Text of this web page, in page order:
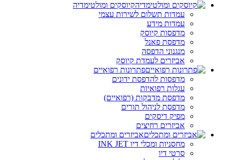
קיוסקים ומולטימדיה
עמדות תשלום לשירות עצמי
עמדות מידע
מדפסות קיוסק
מדפסת פאנל
מנגנוני הדפסה
אביזרים לעמדת קיוסק
פתרונות רפואיים
מדפסות להדפסת ידונים
עגלות רפואיות
מדפסת מדבקות (רפואיים)
מדפסת לניהול תורים
מפיק דיסקים
אביזרים רחיצים
אביזרים ומתכלים
מחסניות ומכלי דיו INK JET
סרטי דיו